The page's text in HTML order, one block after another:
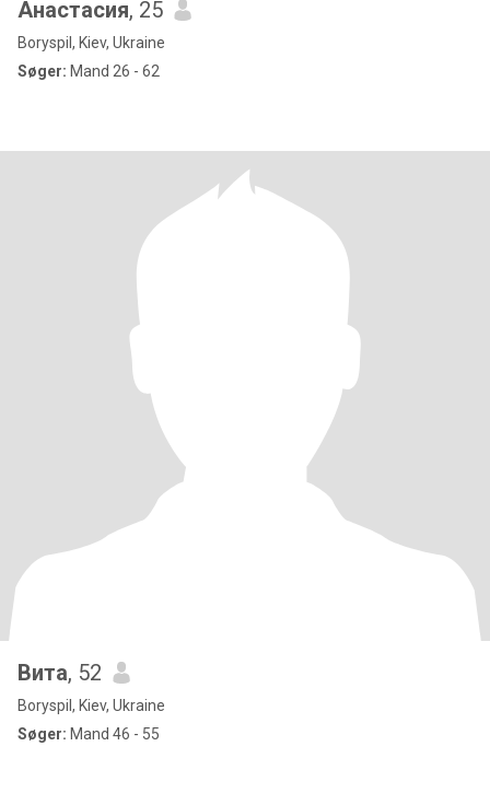
Анастасия, 25
Boryspil, Kiev, Ukraine
Søger: Mand 26 - 62
Вита, 52
Boryspil, Kiev, Ukraine
Søger: Mand 46 - 55